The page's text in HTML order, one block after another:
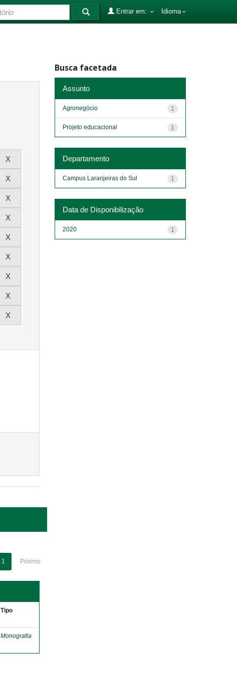
Idioma
Entrar em:
1 Póximo
Tipo
Monografia
Busca facetada
Assunto
1
Agronegócio
1
Projeto educacional
Departamento
1
Campus Laranjeiras do Sul
Data de Disponibilização
1
2020